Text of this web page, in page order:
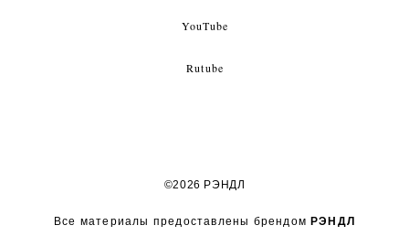
YouTube
Rutube
©2026 РЭНДЛ
Все материалы предоставлены брендомРЭНДЛ